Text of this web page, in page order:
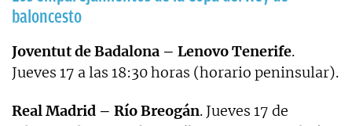
baloncesto
Joventut de Badalona – Lenovo Tenerife.
Jueves 17 a las 18:30 horas (horario peninsular).
Real Madrid – Río Breogán. Jueves 17 de